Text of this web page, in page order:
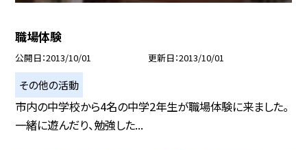
職場体験
公開日 2013/10/01 更新日 2013/10/01
その他の活動
市内の中学校から4名の中学2年生が職場体験に来ました。
一緒に遊んだり、勉強した...